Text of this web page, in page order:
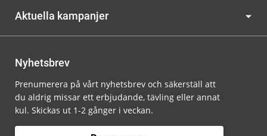
Aktuella kampanjer
Nyhetsbrev
Prenumerera på vårt nyhetsbrev och säkerställ att
du aldrig missar ett erbjudande, tävling eller annat
kul. Skickas ut 1-2 gånger i veckan.